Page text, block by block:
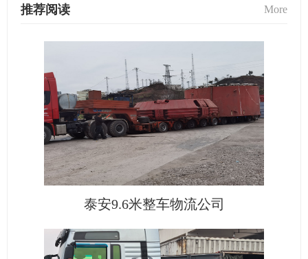
推荐阅读 More
泰安9.6米整车物流公司